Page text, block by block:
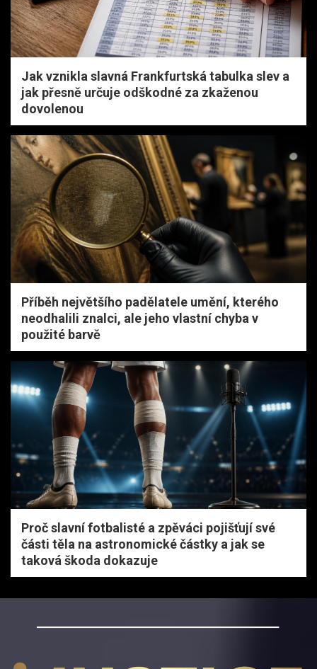
Jak vznikla slavná Frankfurtská tabulka slev a
jak přesně určuje odškodné za zkaženou
dovolenou
Příběh největšího padělatele umění, kterého
neodhalili znalci, ale jeho vlastní chyba v
použité barvě
Proč slavní fotbalisté a zpěváci pojišťují své
části těla na astronomické částky a jak se
taková škoda dokazuje